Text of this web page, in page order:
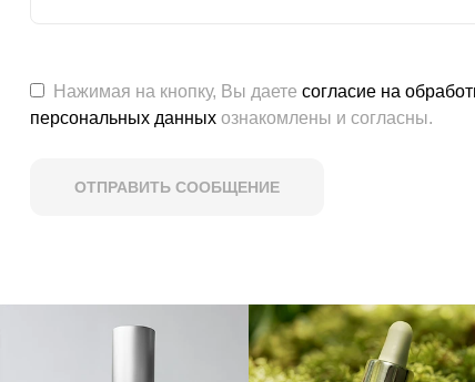
Нажимая на кнопку, Вы даете согласие на
персональных данных ознакомлены и согласны.
ОТПРАВИТЬ СООБЩЕНИЕ